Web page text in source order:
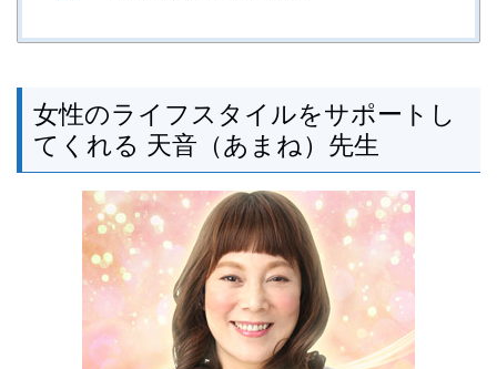
女性のライフスタイルをサポートし
てくれる 天音（あまね）先生